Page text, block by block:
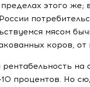
этого же;
мясом
коров,
на
процентов. Но